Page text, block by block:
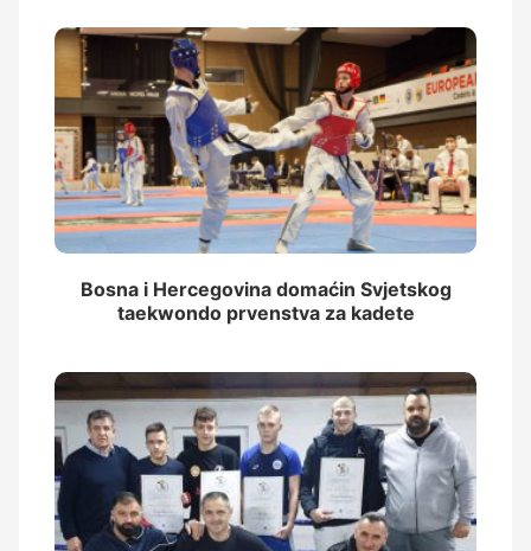
Bosna i Hercegovina domaćin Svjetskog
taekwondo prvenstva za kadete